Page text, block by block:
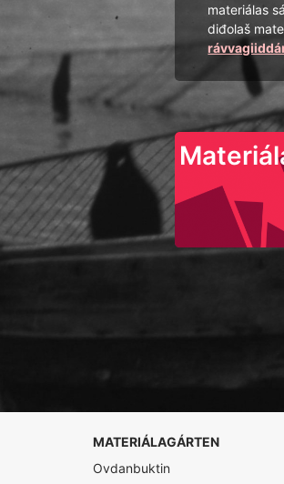
materiálas
diđolaš
MATERIÁLAGÁRTEN
Ovdanbuktin